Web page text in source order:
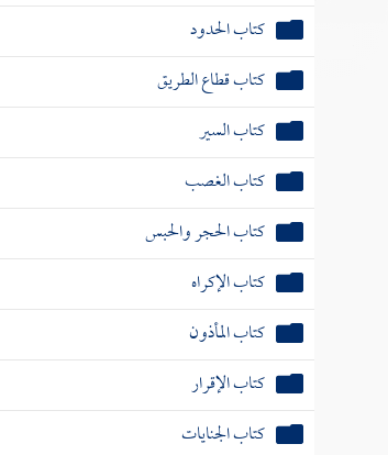
كتاب الحدود
كتاب قطاع الطريق
كتاب السير
كتاب الغصب
كتاب الحجر والحبس
كتاب الإكراه
كتاب المأذون
كتاب الإقرار
كتاب الجنايات